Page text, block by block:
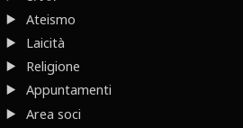
Ateismo
Laicità
Religione
Appuntamenti
Area soci